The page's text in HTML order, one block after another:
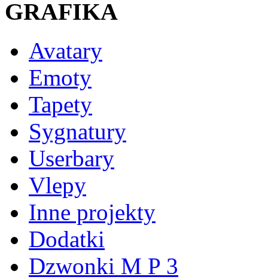
GRAFIKA
Avatary
Emoty
Tapety
Sygnatury
Userbary
Vlepy
Inne projekty
Dodatki
Dzwonki M P 3